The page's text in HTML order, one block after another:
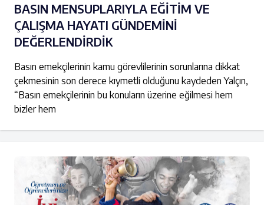
BASIN MENSUPLARIYLA EĞİTİM VE
ÇALIŞMA HAYATI GÜNDEMİNİ
DEĞERLENDİRDİK
Basın emekçilerinin kamu görevlilerinin sorunlarına dikkat
çekmesinin son derece kıymetli olduğunu kaydeden Yalçın,
“Basın emekçilerinin bu konuların üzerine eğilmesi hem
bizler hem